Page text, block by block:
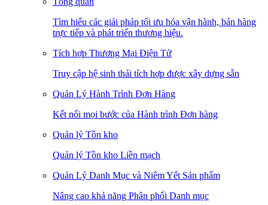
Tìm hiểu các giải pháp tối ưu hóa vận hành, bán hàng
trực tiếp và phát triển thương hiệu.
Tích hợp Thương Mại Điện Tử
Truy cập hệ sinh thái tích hợp được xây dựng sẵn
Quản Lý Hành Trình Đơn Hàng
Kết nối mọi bước của Hành trình Đơn hàng
Quản lý Tồn kho
Quản lý Tồn kho Liền mạch
Quản Lý Danh Mục và Niêm Yết Sản phẩm
Nâng cao khả năng Phân phối Danh mục